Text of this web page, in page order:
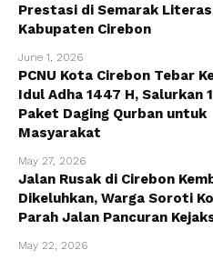
Prestasi di Semarak
Kabupaten Cirebon
June 1, 2026
PCNU Kota Cirebon Tebar
Idul Adha 1447 H, Salurkan
Paket Daging Qurban untuk
Masyarakat
May 27, 2026
Jalan Rusak di Cirebon
Dikeluhkan, Warga Soroti
Parah Jalan Pancuran
May 22, 2026